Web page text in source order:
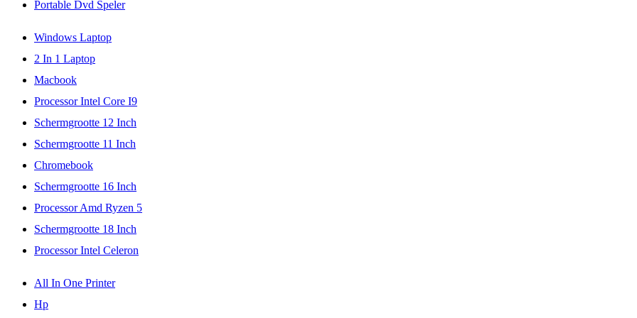
Portable Dvd Speler
Windows Laptop
2 In 1 Laptop
Macbook
Processor Intel Core I9
Schermgrootte 12 Inch
Schermgrootte 11 Inch
Chromebook
Schermgrootte 16 Inch
Processor Amd Ryzen 5
Schermgrootte 18 Inch
Processor Intel Celeron
All In One Printer
Hp